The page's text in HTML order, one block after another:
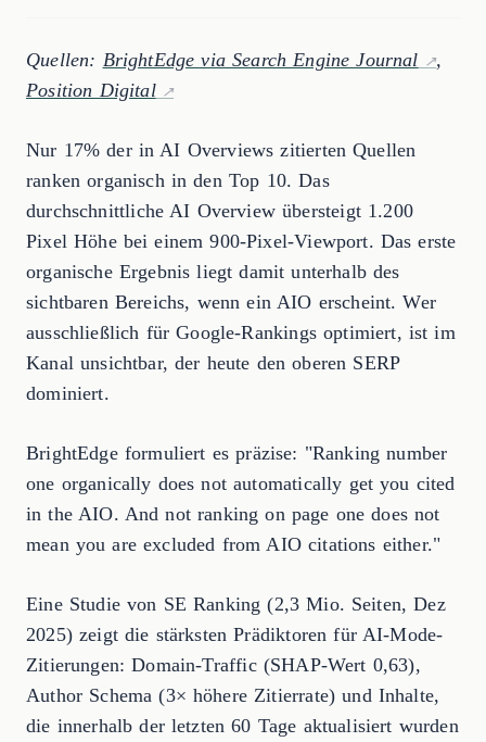
Quellen: BrightEdge via Search Engine Journal
,
Position Digital
Nur 17% der in AI Overviews zitierten Quellen
ranken organisch in den Top 10. Das
durchschnittliche AI Overview übersteigt 1.200
Pixel Höhe bei einem 900-Pixel-Viewport. Das erste
organische Ergebnis liegt damit unterhalb des
sichtbaren Bereichs, wenn ein AIO erscheint. Wer
ausschließlich für Google-Rankings optimiert, ist im
Kanal unsichtbar, der heute den oberen SERP
dominiert.
BrightEdge formuliert es präzise: "Ranking number
one organically does not automatically get you cited
in the AIO. And not ranking on page one does not
mean you are excluded from AIO citations either."
Eine Studie von SE Ranking (2,3 Mio. Seiten, Dez
2025) zeigt die stärksten Prädiktoren für AI-Mode-
Zitierungen: Domain-Traffic (SHAP-Wert 0,63),
Author Schema (3× höhere Zitierrate) und Inhalte,
die innerhalb der letzten 60 Tage aktualisiert wurden